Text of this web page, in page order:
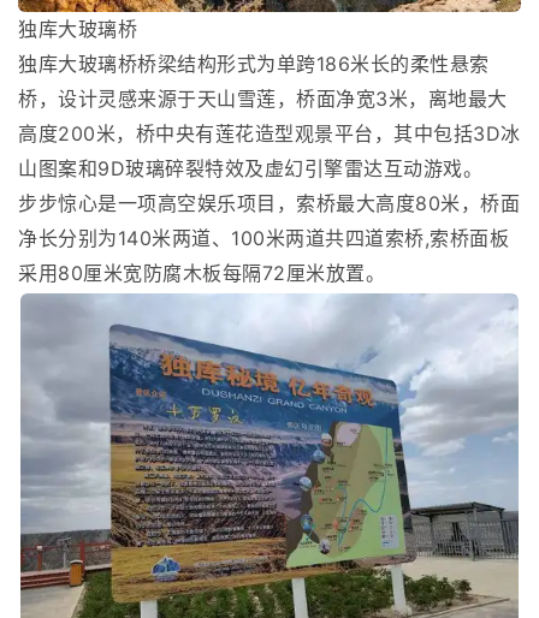
独库大玻璃桥
独库大玻璃桥桥梁结构形式为单跨186米长的柔性悬索
桥，设计灵感来源于天山雪莲，桥面净宽3米，离地最大
高度200米，桥中央有莲花造型观景平台，其中包括3D冰
山图案和9D玻璃碎裂特效及虚幻引擎雷达互动游戏。
步步惊心是一项高空娱乐项目，索桥最大高度80米，桥面
净长分别为140米两道、100米两道共四道索桥,索桥面板
采用80厘米宽防腐木板每隔72厘米放置。